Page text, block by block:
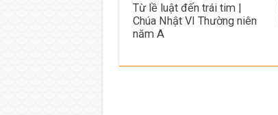
Từ lề luật đến trái tim |
Chúa Nhật VI Thường niên
năm A